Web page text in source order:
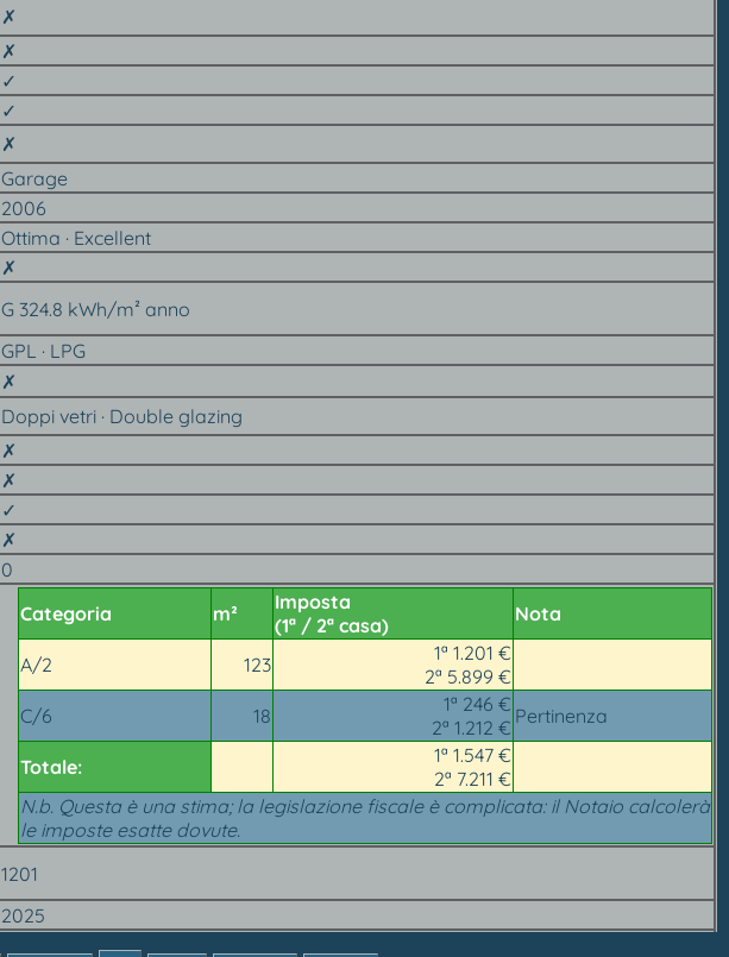
✗
✗
✓
✓
✗
Garage
2006
Ottima · Excellent
✗
G 324.8 kWh/m² anno
GPL · LPG
✗
Doppi vetri · Double glazing
✗
✗
✓
✗
0
Categoria m²
Imposta
(1ª / 2ª casa)
Nota
A/2 123
1ª 1.201 €
2ª 5.899 €
C/6
18
1ª 246 €
2ª 1.212 € Pertinenza
Totale:
1ª 1.547 €
2ª 7.211 €
N.b. Questa è una stima; la legislazione fiscale è complicata: il Notaio calcolerà
le imposte esatte dovute.
1201
2025